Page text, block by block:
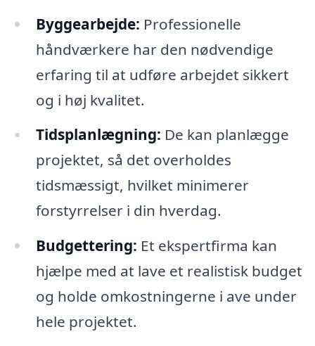
Byggearbejde: Professionelle
håndværkere har den nødvendige
erfaring til at udføre arbejdet sikkert
og i høj kvalitet.
Tidsplanlægning: De kan planlægge
projektet, så det overholdes
tidsmæssigt, hvilket minimerer
forstyrrelser i din hverdag.
Budgettering: Et ekspertfirma kan
hjælpe med at lave et realistisk budget
og holde omkostningerne i ave under
hele projektet.